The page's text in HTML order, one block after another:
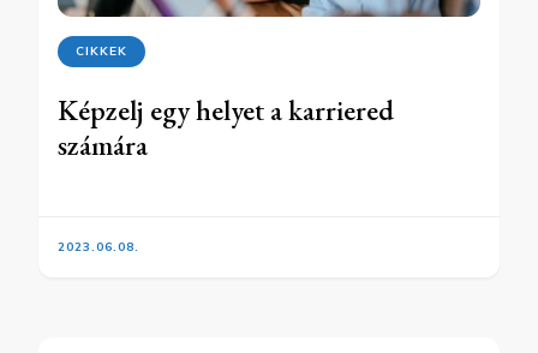
CIKKEK
Képzelj egy helyet a karriered
számára
2023.06.08.